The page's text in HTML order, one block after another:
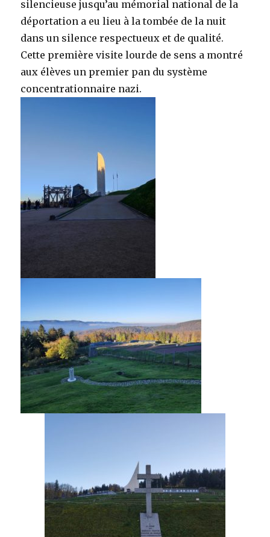
silencieuse jusqu’au mémorial national de la
déportation a eu lieu à la tombée de la nuit
dans un silence respectueux et de qualité.
Cette première visite lourde de sens a montré
aux élèves un premier pan du système
concentrationnaire nazi.